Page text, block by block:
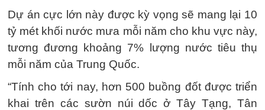
Dự án cực lớn này được kỳ vọng sẽ mang lại 10
tỷ mét khối nước mưa mỗi năm cho khu vực này,
tương đương khoảng 7% lượng nước tiêu thụ
mỗi năm của Trung Quốc.
“Tính cho tới nay, hơn 500 buồng đốt được triển
khai trên các sườn núi dốc ở Tây Tạng, Tân